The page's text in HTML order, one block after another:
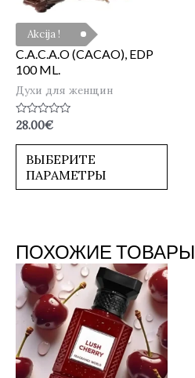
Akcija !
C.A.C.A.O (CACAO), EDP
100 ML.
Духи для женщин
Оценка
из
28.00€
ВЫБЕРИТЕ
ПАРАМЕТРЫ
ПОХОЖИЕ ТОВАРЫ